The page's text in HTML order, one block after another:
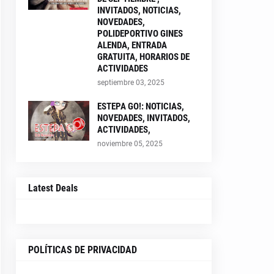
INVITADOS, NOTICIAS,
NOVEDADES,
POLIDEPORTIVO GINES
ALENDA, ENTRADA
GRATUITA, HORARIOS DE
ACTIVIDADES
septiembre 03, 2025
ESTEPA GO!: NOTICIAS,
NOVEDADES, INVITADOS,
ACTIVIDADES,
noviembre 05, 2025
Latest Deals
POLÍTICAS DE PRIVACIDAD